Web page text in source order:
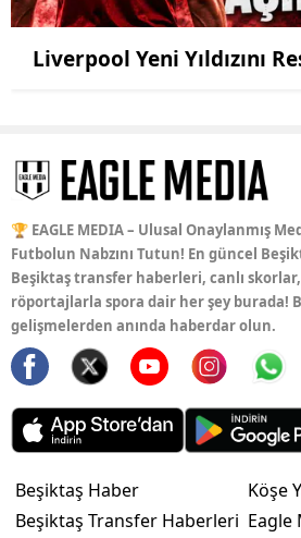
Liverpool Yeni Yıldızını
🏆 EAGLE MEDIA – Ulusal Onaylanmış
Futbolun Nabzını Tutun! En güncel
Beşiktaş transfer haberleri, canlı
röportajlarla spora dair her şey burada!
gelişmelerden anında haberdar olun.
Beşiktaş Haber
Beşiktaş Transfer Haberleri
Köşe
Eagle